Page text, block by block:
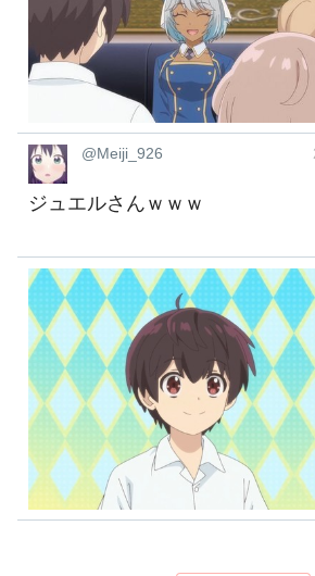
@Meiji_926
ジュエルさんｗｗｗ